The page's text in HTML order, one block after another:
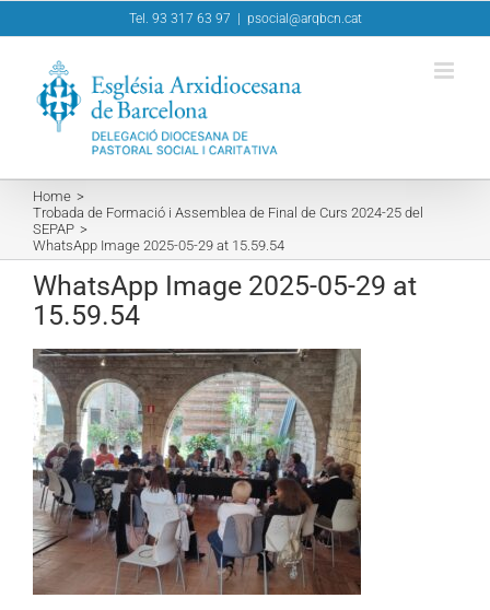
to
Tel. 93 317 63 97 psocial@arqbcn.cat
Home
Trobada de Formació i Assemblea de Final de Curs 2024-25 del
SEPAP
WhatsApp Image 2025-05-29 at 15.59.54
WhatsApp Image 2025-05-29 at
15.59.54